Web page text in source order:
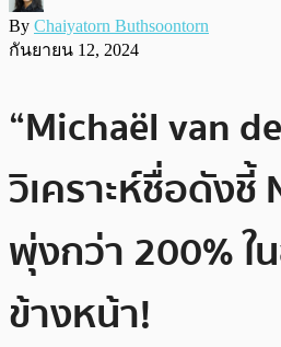
By Chaiyatorn Buthsoontorn
กันยายน 12, 2024
“Michaël van
วิเคราะห์ชื่อดังชี้
พุ่งกว่า 200% ใ
ข้างหน้า!